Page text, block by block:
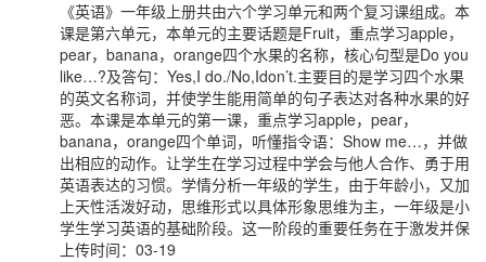
《英语》一年级上册共由六个学习单元和两个复习课组成。本
课是第六单元，本单元的主要话题是Fruit，重点学习apple，
pear，banana，orange四个水果的名称，核心句型是Do you
like…?及答句：Yes,I do./No,Idon’t.主要目的是学习四个水果
的英文名称词，并使学生能用简单的句子表达对各种水果的好
恶。本课是本单元的第一课，重点学习apple，pear，
banana，orange四个单词，听懂指令语：Show me…，并做
出相应的动作。让学生在学习过程中学会与他人合作、勇于用
英语表达的习惯。学情分析一年级的学生，由于年龄小，又加
上天性活泼好动，思维形式以具体形象思维为主，一年级是小
学生学习英语的基础阶段。这一阶段的重要任务在于激发并保
上传时间：03-19